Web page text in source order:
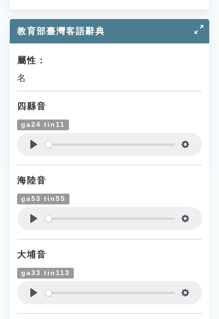
教育部臺灣客語辭典
屬性：
名
四縣音
ga24 tin11
海陸音
ga53 tin55
大埔音
ga33 tin113